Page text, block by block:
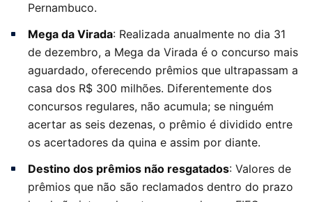
Pernambuco.
Mega da Virada: Realizada anualmente no dia 31
de dezembro, a Mega da Virada é o concurso mais
aguardado, oferecendo prêmios que ultrapassam a
casa dos R$ 300 milhões. Diferentemente dos
concursos regulares, não acumula; se ninguém
acertar as seis dezenas, o prêmio é dividido entre
os acertadores da quina e assim por diante.
Destino dos prêmios não resgatados: Valores de
prêmios que não são reclamados dentro do prazo